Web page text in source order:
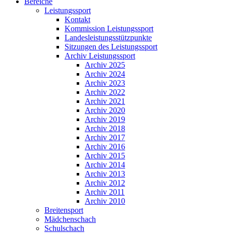
Leistungssport
Kontakt
Kommission Leistungssport
Landesleistungsstützpunkte
Sitzungen des Leistungssport
Archiv Leistungssport
Archiv 2025
Archiv 2024
Archiv 2023
Archiv 2022
Archiv 2021
Archiv 2020
Archiv 2019
Archiv 2018
Archiv 2017
Archiv 2016
Archiv 2015
Archiv 2014
Archiv 2013
Archiv 2012
Archiv 2011
Archiv 2010
Breitensport
Mädchenschach
Schulschach